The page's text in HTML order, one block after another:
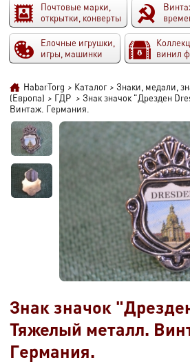
Почтовые марки,
открытки, конверты
Елочные игрушки,
игры, машинки
винил
HabarTorg > Каталог > Знаки, медали,
(Европа) > ГДР > Знак значок "Дрезден
Винтаж. Германия.
Знак значок
Тяжелый металл.
Германия.